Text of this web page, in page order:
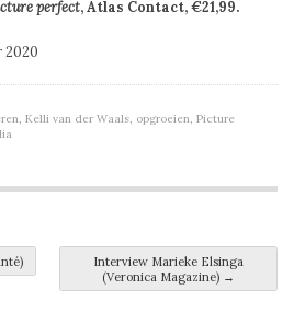
perfect, Atlas Contact, €21,99.
2020
, Kelli van der Waals, opgroeien, Picture
Interview Marieke Elsinga
(Veronica Magazine) →